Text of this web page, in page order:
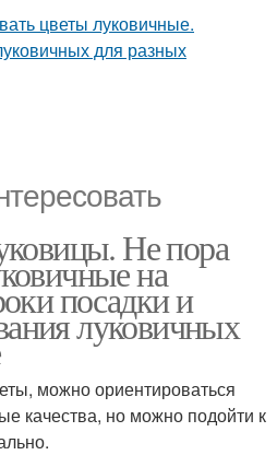
Не пора
на
посадки и
луковичных
можно ориентироваться
качества, но можно подойти к